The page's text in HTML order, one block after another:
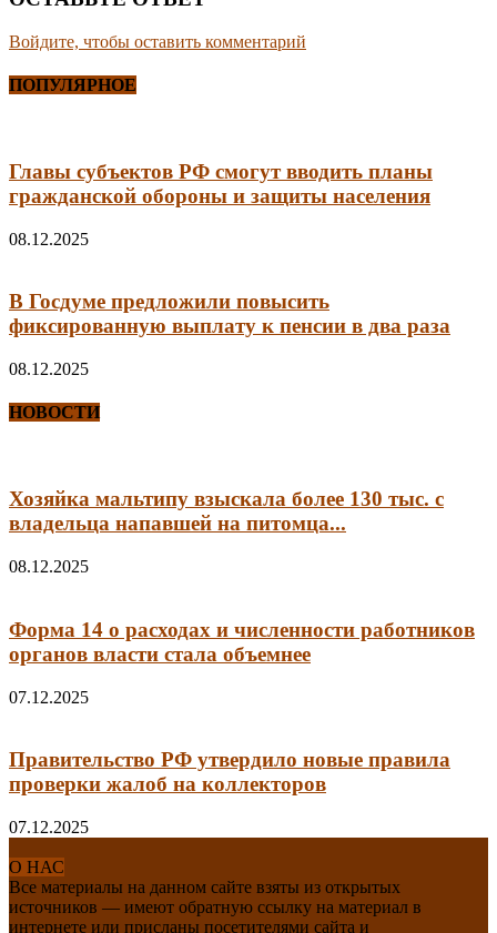
Войдите, чтобы оставить комментарий
ПОПУЛЯРНОЕ
Главы субъектов РФ смогут вводить планы
гражданской обороны и защиты населения
08.12.2025
В Госдуме предложили повысить
фиксированную выплату к пенсии в два раза
08.12.2025
НОВОСТИ
Хозяйка мальтипу взыскала более 130 тыс. с
владельца напавшей на питомца...
08.12.2025
Форма 14 о расходах и численности работников
органов власти стала объемнее
07.12.2025
Правительство РФ утвердило новые правила
проверки жалоб на коллекторов
07.12.2025
О НАС
Все материалы на данном сайте взяты из открытых
источников — имеют обратную ссылку на материал в
интернете или присланы посетителями сайта и